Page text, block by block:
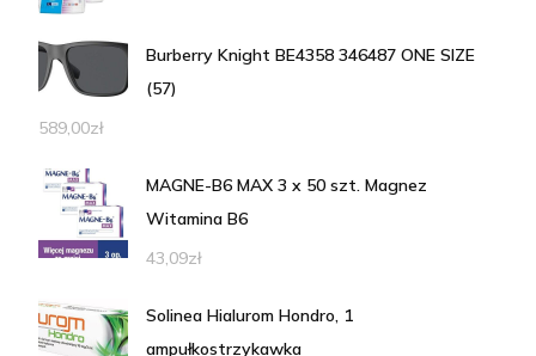
Burberry Knight BE4358 346487 ONE SIZE
(57)
589,00zł
MAGNE-B6 MAX 3 x 50 szt. Magnez
Witamina B6
43,09zł
Solinea Hialurom Hondro, 1
ampułkostrzykawka